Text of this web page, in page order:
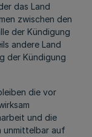
das Land
zwischen den
der Kündigung
andere Land
der Kündigung
die vor
und die
unmittelbar auf